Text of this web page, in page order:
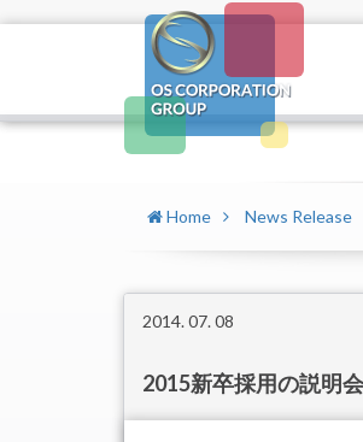
Home News Release
2014. 07. 08
2015新卒採用の説明